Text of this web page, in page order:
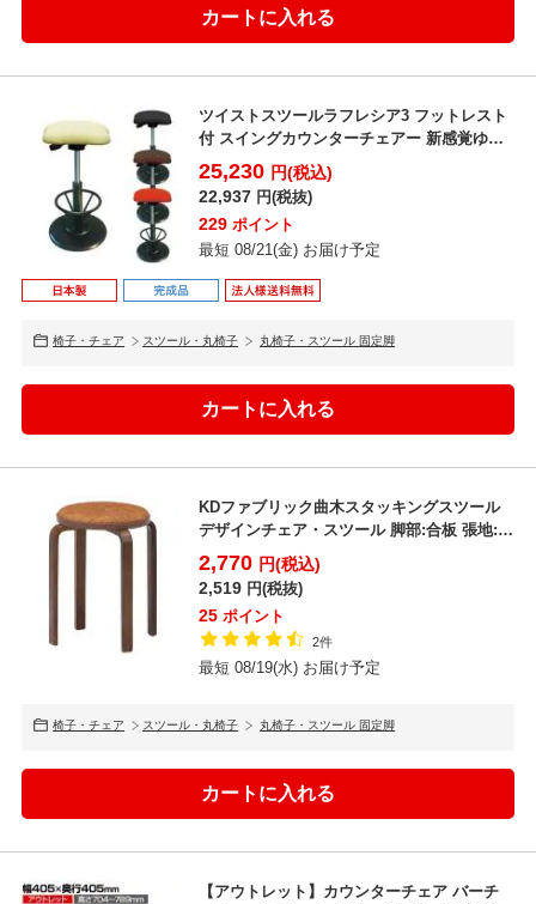
ツイストスツールラフレシア3 フットレスト
付 スイングカウンターチェアー 新感覚ゆら
ぎ 完成品 日本...
25,230 円(税込)
22,937 円(税抜)
229 ポイント
最短 08/21(金) お届け予定
椅子・チェア スツール・丸椅子 丸椅子・スツール 固定脚
KDファブリック曲木スタッキングスツール
デザインチェア・スツール 脚部:合板 張地:ポ
リプロピレン
2,770 円(税込)
2,519 円(税抜)
25 ポイント
2件
最短 08/19(水) お届け予定
椅子・チェア スツール・丸椅子 丸椅子・スツール 固定脚
【アウトレット】カウンターチェア バーチ